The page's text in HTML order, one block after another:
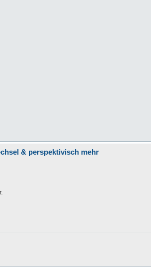
& perspektivisch mehr